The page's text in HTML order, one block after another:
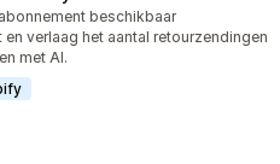
beschikbaar
verlaag het aantal retourzendingen
met AI.